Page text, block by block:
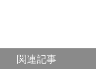
関連記事